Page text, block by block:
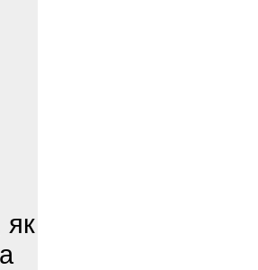
як